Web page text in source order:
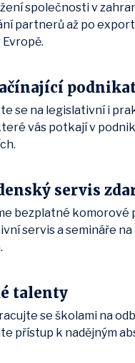
společnosti v
partnerů až po
se na legislativní i
vás potkají v
servis
bezplatné komorové
servis a semináře
talenty
se školami na
přístup k nadějným